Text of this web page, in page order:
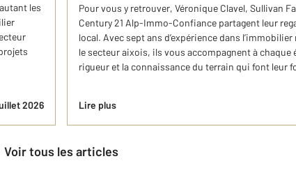
les
2026
Pour vous y retrouver, Véronique Clavel, Sullivan
Century 21 Alp-Immo-Confiance partagent leur
local. Avec sept ans d’expérience dans
le secteur aixois, ils vous accompagnent à chaque
rigueur et la connaissance du terrain qui font leur
Lire plus
Voir tous les articles